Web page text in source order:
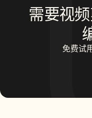
需要视
免费试